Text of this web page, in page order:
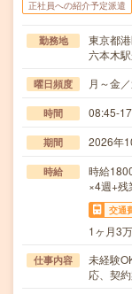
正社員への紹介予定派遣
勤務地
東京都
六本木
曜日頻度 月～金
時間 08:45-
期間 2026年
時給
時給
×4週+残
交通
1ヶ月3
仕事内容
未経験
応、契